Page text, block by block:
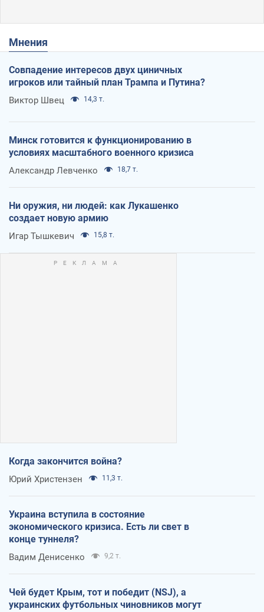
Мнения
Совпадение интересов двух циничных
игроков или тайный план Трампа и Путина?
Виктор Швец 14,3 т.
Минск готовится к функционированию в
условиях масштабного военного кризиса
Александр Левченко 18,7 т.
Ни оружия, ни людей: как Лукашенко
создает новую армию
Игар Тышкевич 15,8 т.
Когда закончится война?
Юрий Христензен 11,3 т.
Украина вступила в состояние
экономического кризиса. Есть ли свет в
конце туннеля?
Вадим Денисенко 9,2 т.
Чей будет Крым, тот и победит (NSJ), а
украинских футбольных чиновников могут